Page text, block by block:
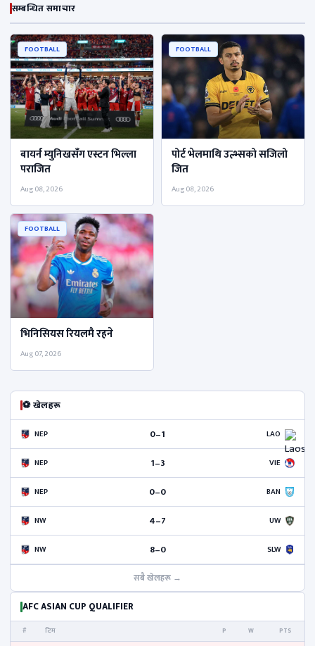
सम्बन्धित समाचार
FOOTBALL
बायर्न म्युनिखसॅंग एस्टन भिल्ला
पराजित
Aug 08, 2026
FOOTBALL
पोर्ट भेलमाथि उल्भ्सको सजिलो
जित
Aug 08, 2026
FOOTBALL
भिनिसियस रियलमै रहने
Aug 07, 2026
⚽ खेलहरू
NEP 0–1 LAO
NEP 1–3 VIE
NEP 0–0 BAN
NW 4–7 UW
NW 8–0 SLW
सबै खेलहरू →
AFC ASIAN CUP QUALIFIER
# टिम P W PTS